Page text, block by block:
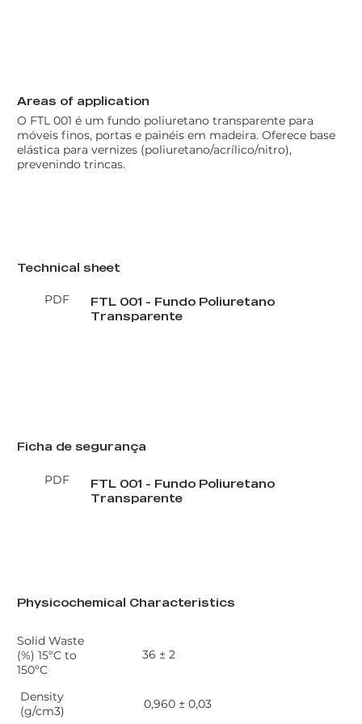
Areas of application
O FTL 001 é um fundo poliuretano transparente para
móveis finos, portas e painéis em madeira. Oferece base
elástica para vernizes (poliuretano/acrílico/nitro),
prevenindo trincas.
Technical sheet
PDF
FTL 001 - Fundo Poliuretano
Transparente
Ficha de segurança
PDF
FTL 001 - Fundo Poliuretano
Transparente
Solid Waste
(%) 15ºC to
150ºC
Density
(g/cm3)
36 ± 2
0,960 ± 0,03
Physicochemical Characteristics